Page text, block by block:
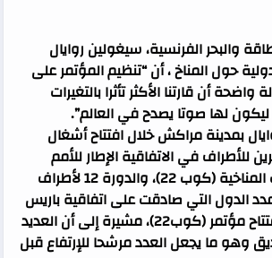
والبحر الفرنسية، سيغولين روايال
حول المناخ ، أن “تنظيم المؤتمر على
أن قارتنا الأكثر تأثرا بالتغيرات
لها صوتا يصدح في العالم”.
بمدينة مراكش خلال افتتاح أشغال
للأطراف في الاتفاقية الإطار للأمم
المتحدة حول التغيرات المناخية (كوب 22)، والدورة 12 لأطراف
الدول التي صادقت على اتفاقية باريس
بلغ 100 دولة قبيل افتتاح مؤتمر (كوب22)، مشيرة إلى أن العديد
وهو ما يجعل العدد مرشحا للإرتفاع قبل